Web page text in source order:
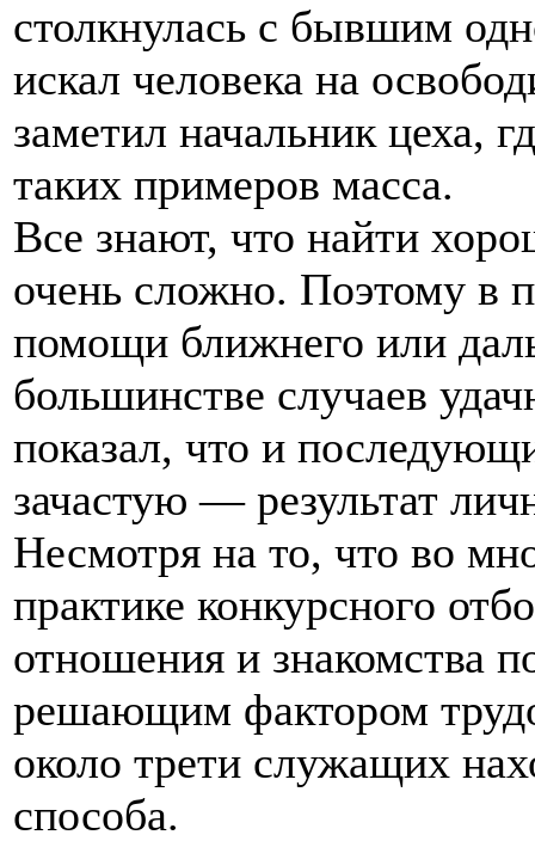
столкнулась с бывшим
искал человека на
заметил начальник цеха,
таких примеров масса.
Все знают, что найти
очень сложно. Поэтому в
помощи ближнего или
большинстве случаев
показал, что и
зачастую — результат
Несмотря на то, что во
практике конкурсного
отношения и знакомства
решающим фактором
около трети служащих
способа.